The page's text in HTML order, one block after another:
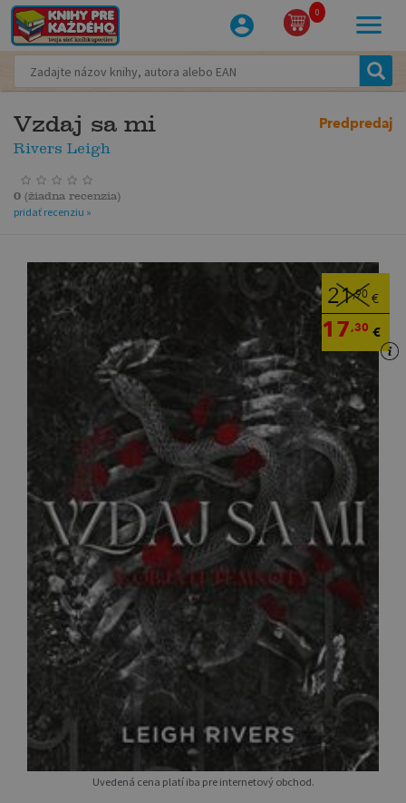
0
Vzdaj sa mi
Rivers Leigh
Predpredaj
0 (žiadna recenzia)
pridať recenziu »
21,90 €
17,30 €
Uvedená cena platí iba pre internetový obchod.